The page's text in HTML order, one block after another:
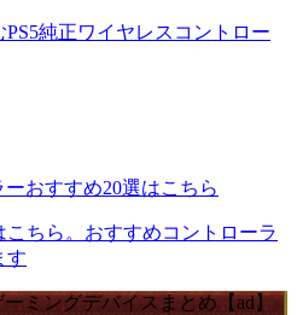
純正ワイヤレスコントロー
ーおすすめ20選はこちら
ちら。おすすめコントローラ
す
ミングデバイスまとめ【ad】